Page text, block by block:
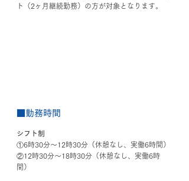
ト（2ヶ月継続勤務）の方が対象となります。
■勤務時間
シフト制
①6時30分～12時30分 （休憩なし、実働6時間）
②12時30分～18時30分 （休憩なし、実働6時
間）